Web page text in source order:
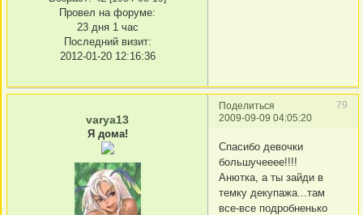
Провел на форуме:
23 дня 1 час
Последний визит:
2012-01-20 12:16:36
Поделиться
79
2009-09-09 04:05:20
varya13
Я дома!
Спасибо девочки
большучееее!!!!
Анютка, а ты зайди в
темку декупажа...там
все-все подробненько